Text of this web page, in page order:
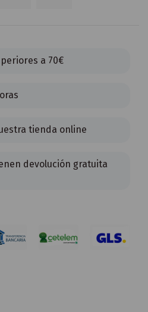
a 70€
tienda online
devolución gratuita